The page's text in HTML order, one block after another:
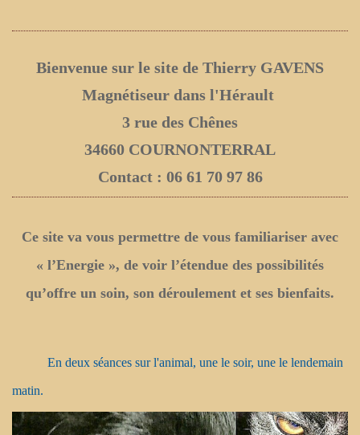
Bienvenue sur le site de Thierry GAVENS
Magnétiseur dans l'Hérault
3 rue des Chênes
34660 COURNONTERRAL
Contact : 06 61 70 97 86
Ce site va vous permettre de vous familiariser avec
« l’Energie », de voir l’étendue des possibilités
qu’offre un soin, son déroulement et ses bienfaits.
En deux séances sur l'animal, une le soir, une le lendemain
matin.